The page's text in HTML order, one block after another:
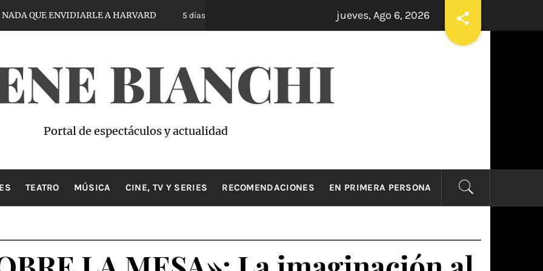
ENVIDIARLE A HARVARD 5 días hace VIRTUOUS VS. VICIOUS 5 días hace LAS APUESTAS ONLINE SON EL PEOR
jueves, Ago 6, 2026
BIANCHI
Portal de espectáculos y actualidad
TEATRO MÚSICA CINE, TV Y SERIES RECOMENDACIONES EN PRIMERA PERSONA